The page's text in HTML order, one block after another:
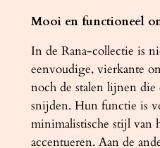
Mooi en functioneel
In de Rana-collectie is
eenvoudige, vierkante
noch de stalen lijnen
snijden. Hun functie is
minimalistische stijl van
accentueren. Aan de